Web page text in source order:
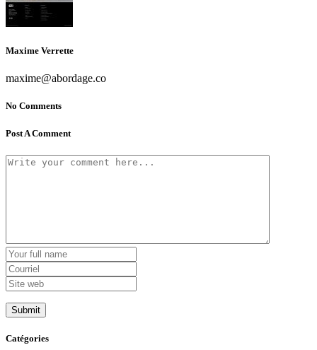
Maxime Verrette
maxime@abordage.co
No Comments
Post A Comment
Catégories